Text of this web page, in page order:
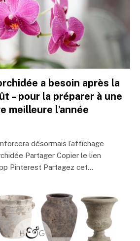
a besoin après la
– pour la préparer à une
meilleure l’année
désormais l’affichage
Partager Copier le lien
Pinterest Partagez cet…